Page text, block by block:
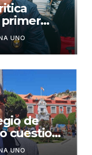
de Keiko
UNO
de
cuestiona
UNO